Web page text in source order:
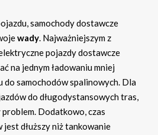
samochody dostawcze
wady. Najważniejszym z
pojazdy dostawcze
na jednym ładowaniu mniej
samochodów spalinowych. Dla
do długodystansowych tras,
Dodatkowo, czas
dłuższy niż tankowanie